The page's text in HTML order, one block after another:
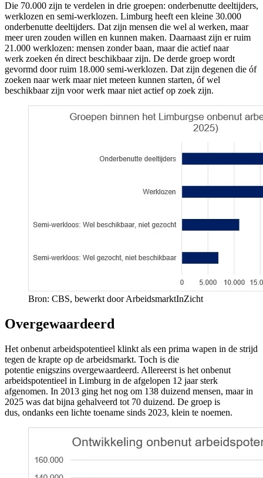
Die 70.000 zijn te verdelen in drie groepen: onderbenutte deeltijders,
werklozen en semi-werklozen. Limburg heeft een kleine 30.000
onderbenutte deeltijders. Dat zijn mensen die wel al werken, maar
meer uren zouden willen en kunnen maken. Daarnaast zijn er ruim
21.000 werklozen: mensen zonder baan, maar die actief naar
werk zoeken én direct beschikbaar zijn. De derde groep wordt
gevormd door ruim 18.000 semi-werklozen. Dat zijn degenen die óf
zoeken naar werk maar niet meteen kunnen starten, óf wel
beschikbaar zijn voor werk maar niet actief op zoek zijn.
Bron: CBS, bewerkt door ArbeidsmarktInZicht
Overgewaardeerd
Het onbenut arbeidspotentieel klinkt als een prima wapen in de strijd
tegen de krapte op de arbeidsmarkt. Toch is die
potentie enigszins overgewaardeerd. Allereerst is het onbenut
arbeidspotentieel in Limburg in de afgelopen 12 jaar sterk
afgenomen. In 2013 ging het nog om 138 duizend mensen, maar in
2025 was dat bijna gehalveerd tot 70 duizend. De groep is
dus, ondanks een lichte toename sinds 2023, klein te noemen.